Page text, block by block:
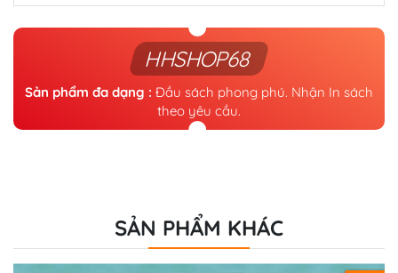
From First Script to Full Website—Fast!
scattered online tutorials? Frustrated by outdated
PHP practices that leave your code vulnerable and
foundation for writing professional web
applications.
HHSHOP68
Sản phẩm đa dạng : Đầu sách phong phú. Nhận In sách
theo yêu cầu.
SẢN PHẨM KHÁC